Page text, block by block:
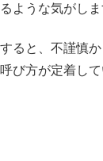
ような気がしま
ると、不謹慎
び方が定着し